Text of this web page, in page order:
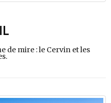
de mire : le Cervin et les